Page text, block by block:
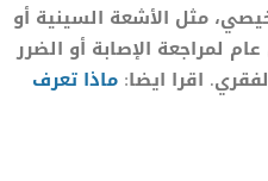
مثل الأشعة السينية أو
لمراجعة الإصابة أو الضرر
اقرا ايضا: ماذا تعرف